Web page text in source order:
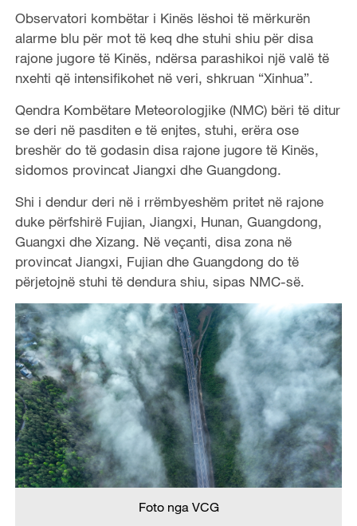
Observatori kombëtar i Kinës lëshoi ​​të mërkurën
alarme blu për mot të keq dhe stuhi shiu për disa
rajone jugore të Kinës, ndërsa parashikoi një valë të
nxehti që intensifikohet në veri, shkruan “Xinhua”.
Qendra Kombëtare Meteorologjike (NMC) bëri të ditur
se deri në pasditen e të enjtes, stuhi, erëra ose
breshër do të godasin disa rajone jugore të Kinës,
sidomos provincat Jiangxi dhe Guangdong.
Shi i dendur deri në i rrëmbyeshëm pritet në rajone
duke përfshirë Fujian, Jiangxi, Hunan, Guangdong,
Guangxi dhe Xizang. Në veçanti, disa zona në
provincat Jiangxi, Fujian dhe Guangdong do të
përjetojnë stuhi të dendura shiu, sipas NMC-së.
Foto nga VCG